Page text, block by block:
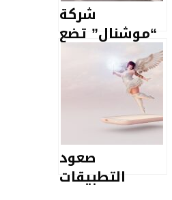
شركة
“موشنال” تضع
الاصطناعي في
استراتيجيتها
الجديدة
وتستهدف عام
2026 لإطلاق
خدمات القيادة
صعود
التطبيقات